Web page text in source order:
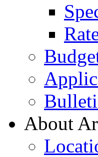
About